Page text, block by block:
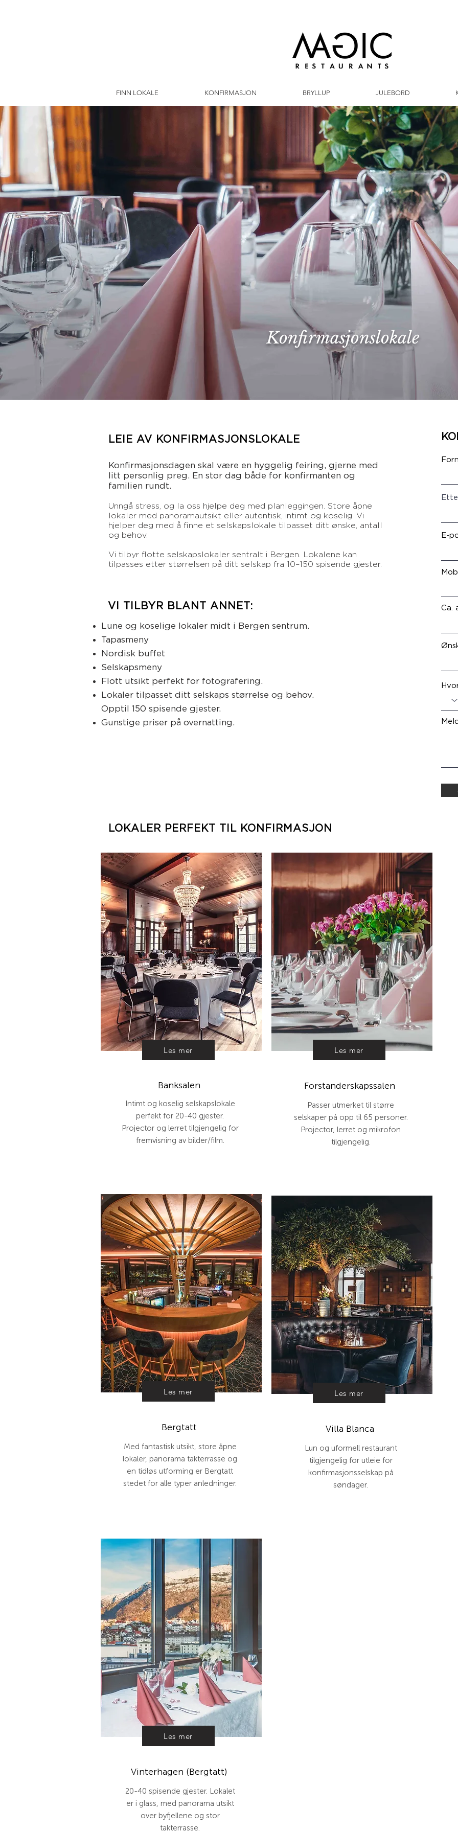
FINN LOKALE KONFIRMASJON BRYLLUP JULEBORD
Konfirmasjonslokale
LEIE AV KONFIRMASJONSLOKALE
Konfirmasjonsdagen skal være en hyggelig feiring, gjerne med
litt personlig preg. En stor dag både for konfirmanten og
familien rundt.
Unngå stress, og la oss hjelpe deg med planleggingen. Store åpne
lokaler med panoramautsikt eller autentisk, intimt og koselig. Vi
hjelper deg med å finne et selskapslokale tilpasset ditt ønske, antall
og behov.
Vi tilbyr flotte selskapslokaler sentralt i Bergen. Lokalene kan
tilpasses etter størrelsen på ditt selskap fra 10–150 spisende gjester.
VI TILBYR BLANT ANNET:
Lune og koselige lokaler midt i Bergen sentrum.
Tapasmeny
Nordisk buffet
Selskapsmeny
Flott utsikt perfekt for fotografering.
Lokaler tilpasset ditt selskaps størrelse og behov.
Opptil 150 spisende gjester.
Gunstige priser på overnatting.
E-
Ca.
LOKALER PERFEKT TIL KONFIRMASJON
Les mer
Banksalen
Intimt og koselig selskapslokale
perfekt for 20-40 gjester.
Projector og lerret tilgjengelig for
fremvisning av bilder/film.
Les mer
Bergtatt
Med fantastisk utsikt, store åpne
lokaler, panorama takterrasse og
en tidløs utforming er Bergtatt
stedet for alle typer anledninger.
Les mer
Forstanderskapssalen
Passer utmerket til større
selskaper på opp til 65 personer.
Projector, lerret og mikrofon
tilgjengelig.
Les mer
Villa Blanca
Lun og uformell restaurant
tilgjengelig for utleie for
konfirmasjonsselskap på
søndager.
Les mer
Vinterhagen (Bergtatt)
20-40 spisende gjester. Lokalet
er i glass, med panorama utsikt
over byfjellene og stor
takterrasse.